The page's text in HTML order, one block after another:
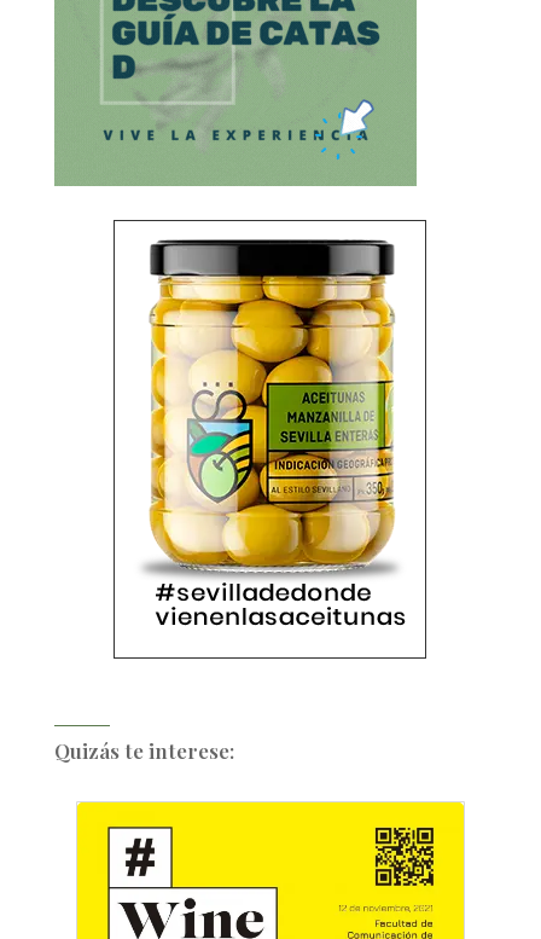
Quizás te interese: